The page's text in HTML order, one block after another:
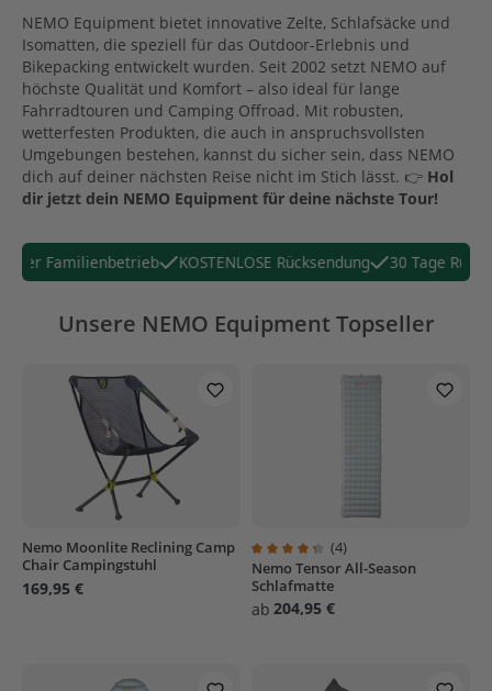
NEMO Equipment bietet innovative Zelte, Schlafsäcke und
Isomatten, die speziell für das Outdoor-Erlebnis und
Bikepacking entwickelt wurden. Seit 2002 setzt NEMO auf
höchste Qualität und Komfort – also ideal für lange
Fahrradtouren und Camping Offroad. Mit robusten,
wetterfesten Produkten, die auch in anspruchsvollsten
Umgebungen bestehen, kannst du sicher sein, dass NEMO
dich auf deiner nächsten Reise nicht im Stich lässt. 👉 Hol
dir jetzt dein NEMO Equipment für deine nächste Tour!
Familienbetrieb KOSTENLOSE Rücksendung 30 Tage
Unsere NEMO Equipment Topseller
Nemo Moonlite Reclining Camp
Chair Campingstuhl
169,95 €
Durchschnittliche Bewertung
(4)
Nemo Tensor All-Season
Schlafmatte
ab 204,95 €